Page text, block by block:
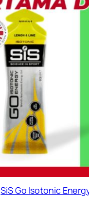
SiS Go Isotonic